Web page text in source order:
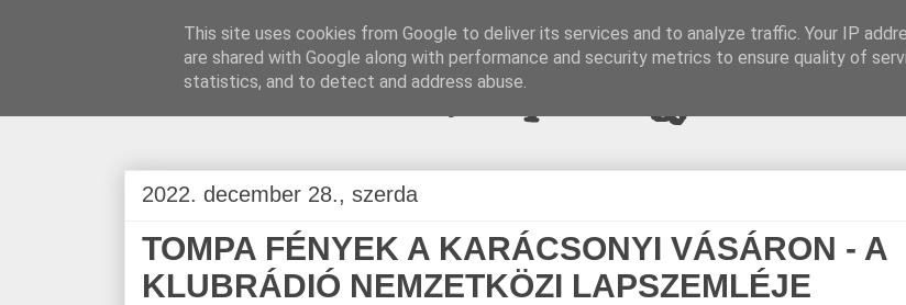
BLOGÁSZAT, napi blogjava
2022. december 28., szerda
TOMPA FÉNYEK A KARÁCSONYI VÁSÁRON - A
KLUBRÁDIÓ NEMZETKÖZI LAPSZEMLÉJE
This site uses cookies from Google to deliver its services and to analyze traffic. Your IP
are shared with Google along with performance and security metrics to ensure quality of
statistics, and to detect and address abuse.